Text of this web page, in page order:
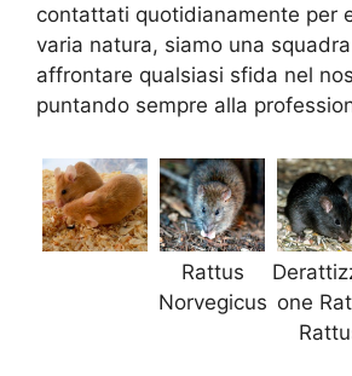
contattati quotidianamente per
varia natura, siamo una
affrontare qualsiasi sfida nel
puntando sempre alla
Rattus
Norvegicus one